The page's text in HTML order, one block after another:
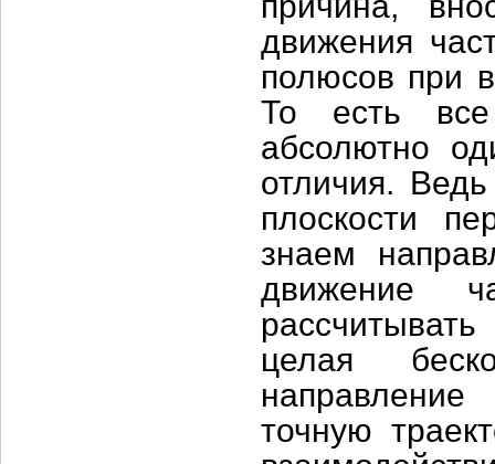
движения
полюсов при
То есть
абсолютно
отличия.
плоскости
знаем
движение
целая
точную